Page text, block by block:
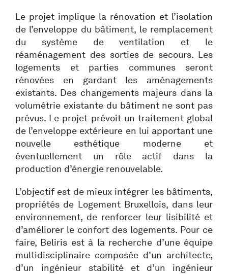
Le projet implique la rénovation et l’isolation
de l’enveloppe du bâtiment, le remplacement
du système de ventilation et le
réaménagement des sorties de secours. Les
logements et parties communes seront
rénovées en gardant les aménagements
existants. Des changements majeurs dans la
volumétrie existante du bâtiment ne sont pas
prévus. Le projet prévoit un traitement global
de l’enveloppe extérieure en lui apportant une
nouvelle esthétique moderne et
éventuellement un rôle actif dans la
production d’énergie renouvelable.
L’objectif est de mieux intégrer les bâtiments,
propriétés de Logement Bruxellois, dans leur
environnement, de renforcer leur lisibilité et
d’améliorer le confort des logements. Pour ce
faire, Beliris est à la recherche d’une équipe
multidisciplinaire composée d’un architecte,
d’un ingénieur stabilité et d’un ingénieur